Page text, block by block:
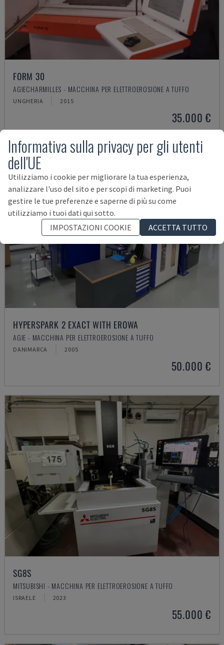
FORM 30
AGIECHARMILLES - MACCHINA PER ELETTROEROSIONE A TUFFO
UNGHERIA 2015
35.000 €
HYPERSPARK 2 EXACT WITH EROWA
AGIE - MACCHINA PER ELETTROEROSIONE A TUFFO
DANIMARCA 2005
50.000 €
SG8S
MITSUBISHI - MACCHINA PER ELETTROEROSIONE A TUFFO
ISRAELE 2023
55.000 €
Informativa sulla privacy per gli utenti
dell'UE
Utilizziamo i cookie per migliorare la tua esperienza,
analizzare l'uso del sito e per scopi di marketing. Puoi
gestire le tue preferenze e saperne di più su come
utilizziamo i tuoi dati qui sotto.
IMPOSTAZIONI COOKIE
ACCETTA TUTTO